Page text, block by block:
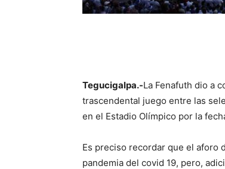
Tegucigalpa.-La Fenafuth dio a
trascendental juego entre las
en el Estadio Olímpico por la
Es preciso recordar que el aforo
pandemia del covid 19, pero,